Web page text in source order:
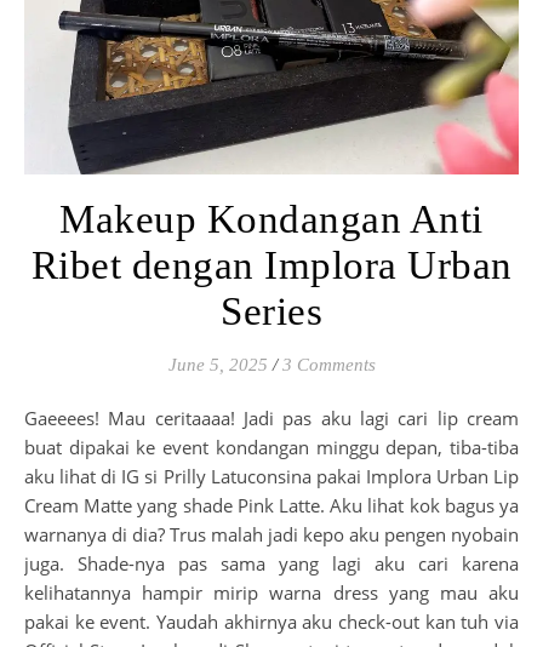
Makeup Kondangan Anti
Ribet dengan Implora Urban
Series
June 5, 2025 / 3 Comments
Gaeeees! Mau ceritaaaa! Jadi pas aku lagi cari lip cream
buat dipakai ke event kondangan minggu depan, tiba-tiba
aku lihat di IG si Prilly Latuconsina pakai Implora Urban Lip
Cream Matte yang shade Pink Latte. Aku lihat kok bagus ya
warnanya di dia? Trus malah jadi kepo aku pengen nyobain
juga. Shade-nya pas sama yang lagi aku cari karena
kelihatannya hampir mirip warna dress yang mau aku
pakai ke event. Yaudah akhirnya aku check-out kan tuh via